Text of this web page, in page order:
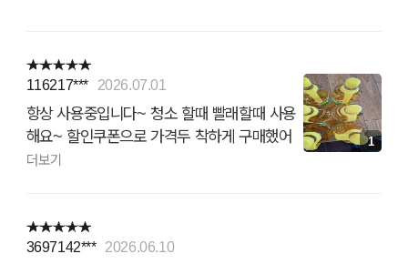
116217*** 2026.07.01
항상 사용중입니다~ 청소 할때 빨래할때 사용
해요~ 할인쿠폰으로 가격두 착하게 구매했어
요~^^ 감사합니다
더보기
1
3697142*** 2026.06.10